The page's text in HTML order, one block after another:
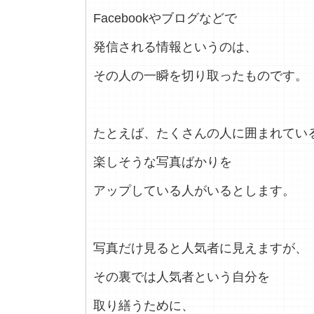
Facebookやブログなどで
発信される情報というのは、
その人の一瞬を切り取ったものです。
たとえば、たくさんの人に囲まれてい
楽しそうな写真ばかりを
アップしている人がいるとします。
写真だけ見ると人気者に見えますが、
その裏では人気者という自分を
取り繕うために、